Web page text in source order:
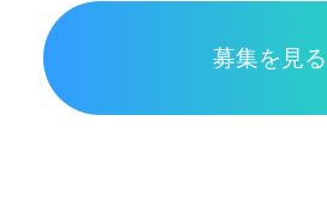
募集を見る